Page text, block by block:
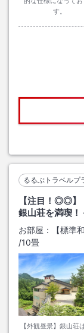
す。
るるぶトラベルプ
【注目！◎◎】
銀山荘を満喫！
お部屋：
【標準
/10畳
【外観昼景】銀山荘